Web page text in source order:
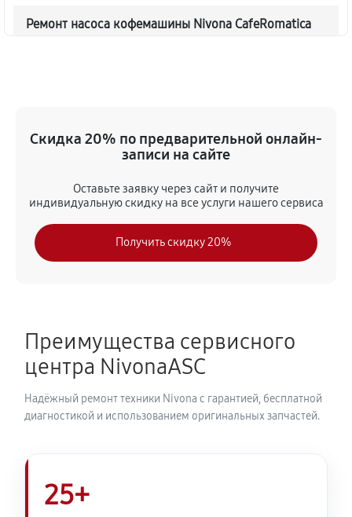
Ремонт насоса кофемашины Nivona CafeRomatica
620 руб 45 минут
Чистка от кофейных масел
Замена модуля управления
NICR 823
720 руб 40 минут
Ремонт гидросистемы кофемашины Nivona
CafeRomatica NICR 823
Ремонт кофемолки кофемашины Nivona
CafeRomatica NICR 823
Скидка 20% по предварительной онлайн-
записи на сайте
Оставьте заявку через сайт и получите
индивидуальную скидку на все услуги нашего сервиса
Получить скидку 20%
Преимущества сервисного
центра NivonaASC
Надёжный ремонт техники Nivona с гарантией, бесплатной
диагностикой и использованием оригинальных запчастей.
25+